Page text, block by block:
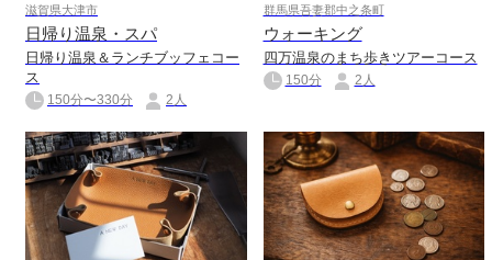
滋賀県大津市
日帰り温泉・スパ
日帰り温泉＆ランチブッフェコー
ス
150分〜330分 2人
群馬県吾妻郡中之条町
ウォーキング
四万温泉のまち歩きツアーコース
150分 2人